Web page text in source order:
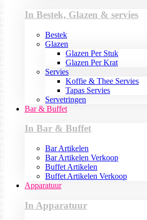
In Bestek, Glazen & servies
Bestek
Glazen
Glazen Per Stuk
Glazen Per Krat
Servies
Koffie & Thee Servies
Tapas Servies
Servetringen
Bar & Buffet
In Bar & Buffet
Bar Artikelen
Bar Artikelen Verkoop
Buffet Artikelen
Buffet Artikelen Verkoop
Apparatuur
In Apparatuur